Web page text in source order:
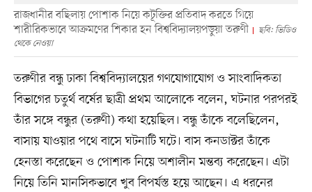
রাজধানীর বছিলায় পোশাক নিয়ে কটূক্তির প্রতিবাদ করতে গিয়ে
শারীরিকভাবে আক্রমণের শিকার হন বিশ্ববিদ্যালয়পড়ুয়া তরুণী
ছবি: ভিডিও
থেকে নেওয়া
তরুণীর বন্ধু ঢাকা বিশ্ববিদ্যালয়ের গণযোগাযোগ ও সাংবাদিকতা
বিভাগের চতুর্থ বর্ষের ছাত্রী প্রথম আলোকে বলেন, ঘটনার পরপরই
তাঁর সঙ্গে বন্ধুর (তরুণী) কথা হয়েছিল। বন্ধু তাঁকে বলেছিলেন,
বাসায় যাওয়ার পথে বাসে ঘটনাটি ঘটে। বাস কনডাক্টর তাঁকে
হেনস্তা করেছেন ও পোশাক নিয়ে অশালীন মন্তব্য করেছেন। এটা
নিয়ে তিনি মানসিকভাবে খুব বিপর্যস্ত হয়ে আছেন। এ ধরনের